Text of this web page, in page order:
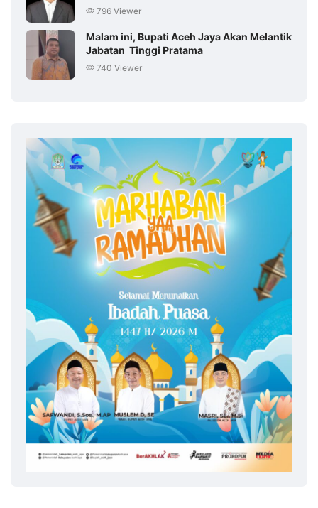
796 Viewer
Malam ini, Bupati Aceh Jaya Akan Melantik
Jabatan Tinggi Pratama
740 Viewer